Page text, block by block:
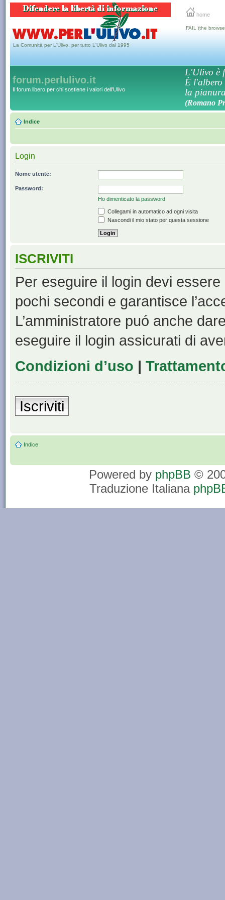
home
La Comunità per L'Ulivo, per tutto L'Ulivo dal 1995
FAIL (the
forum.perlulivo.it
Il forum libero per chi sostiene i valori dell'Ulivo
L'Ulivo è
È l'albero
la
(Romano
Indice
Login
Nome utente:
Password:
Ho dimenticato la password
Collegami in automatico ad ogni visita
Nascondi il mio stato per questa sessione
ISCRIVITI
Per eseguire il login devi
pochi secondi e garantisce
L’amministratore puó anche
eseguire il login assicurati di
Condizioni d’uso |
Iscriviti
Indice
Powered by phpBB ©
Traduzione Italiana